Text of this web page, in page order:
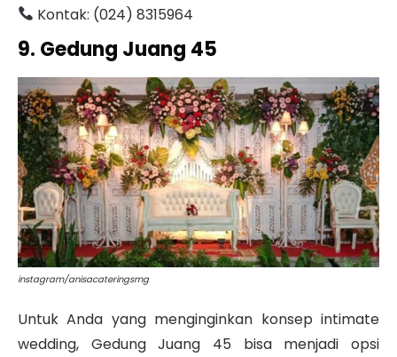
Kontak: (024) 8315964
9. Gedung Juang 45
instagram/anisacateringsmg
Untuk Anda yang menginginkan konsep intimate
wedding, Gedung Juang 45 bisa menjadi opsi